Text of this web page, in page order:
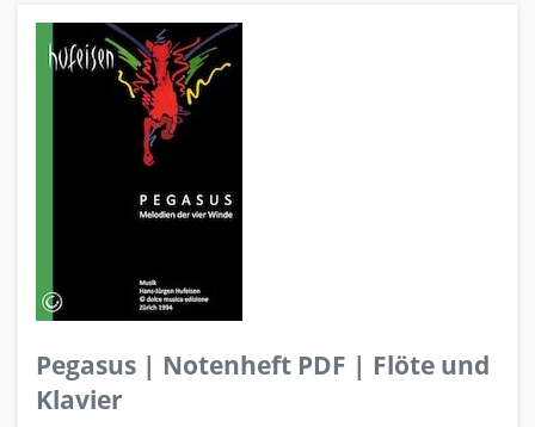
Pegasus | Notenheft PDF | Flöte und
Klavier